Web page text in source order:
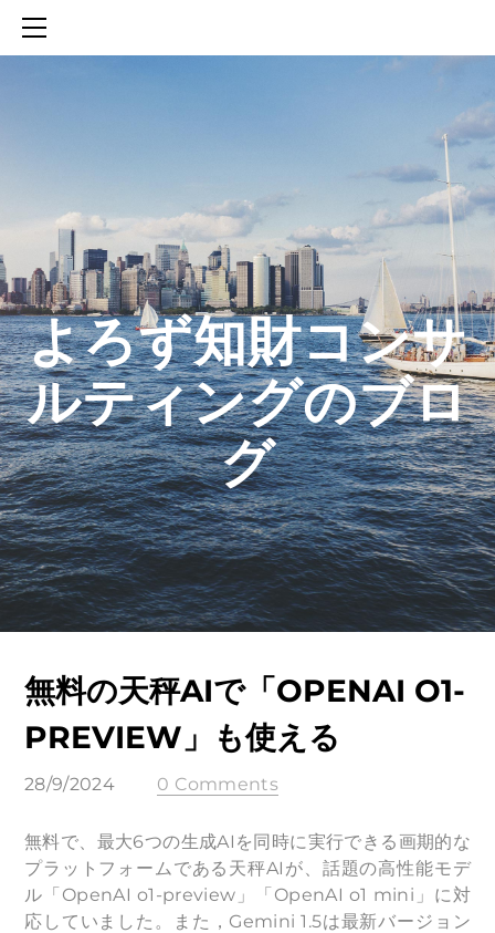
​よろず知財コンサ
ルティングのブロ
グ
無料の天秤AIで「OPENAI O1-
PREVIEW」も使える
28/9/2024 0 Comments
無料で、最大6つの生成AIを同時に実行できる画期的な
プラットフォームである天秤AIが、話題の高性能モデ
ル「OpenAI o1-preview」「OpenAI o1 mini」に対
応していました。また，Gemini 1.5は最新バージョン
SERVICES
知財活動のROICへの貢献
生成AIを活用した知財戦略の策定方法
生成AIとの「壁打ち」で、新たな発明を創出する方法